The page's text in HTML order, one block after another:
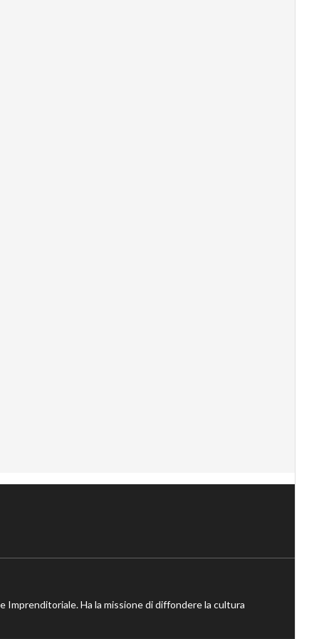
Imprenditoriale. Ha la missione di diffondere la cultura